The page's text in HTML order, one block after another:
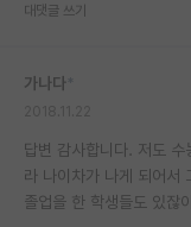
대댓글 쓰기
가나다
답변 감사합니다. 저도
라 나이차가 나게 되어서
졸업을 한 학생들도 있잖